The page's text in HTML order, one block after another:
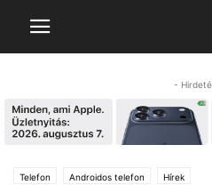
-
Telefon Androidos telefon Hírek